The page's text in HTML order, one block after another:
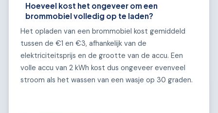
Hoeveel kost het ongeveer om een
brommobiel volledig op te laden?
Het opladen van een brommobiel kost gemiddeld
tussen de €1 en €3, afhankelijk van de
elektriciteitsprijs en de grootte van de accu. Een
volle accu van 2 kWh kost dus ongeveer evenveel
stroom als het wassen van een wasje op 30 graden.